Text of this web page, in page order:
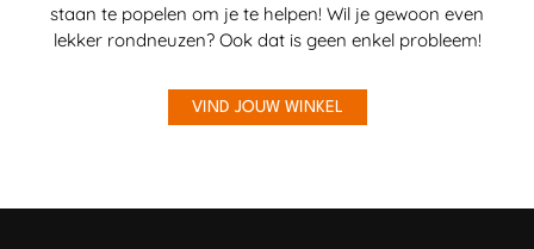
staan te popelen om je te helpen! Wil je gewoon even
lekker rondneuzen? Ook dat is geen enkel probleem!
VIND JOUW WINKEL